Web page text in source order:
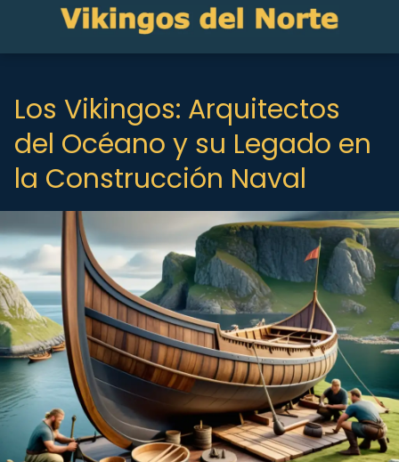
Los Vikingos: Arquitectos
del Océano y su Legado en
la Construcción Naval